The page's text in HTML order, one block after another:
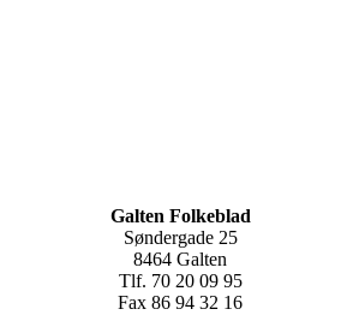
Galten Folkeblad
Søndergade 25
8464 Galten
Tlf. 70 20 09 95
Fax 86 94 32 16